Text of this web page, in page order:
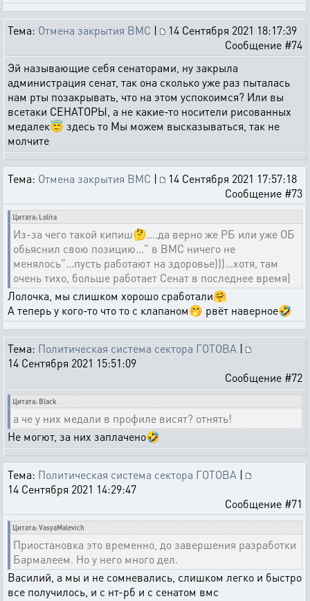
Тема: Отмена закрытия ВМС |
14 Сентября 2021 18:17:39
Сообщение #74
Эй называющие себя сенаторами, ну закрыла
администрация сенат, так она сколько уже раз пыталась
нам рты позакрывать, что на этом успокоимся? Или вы
всетаки СЕНАТОРЫ, а не какие-то носители рисованных
медалек😇 здесь то Мы можем высказываться, так не
молчите
Тема: Отмена закрытия ВМС |
14 Сентября 2021 17:57:18
Сообщение #73
Цитата: Lolita
Из-за чего такой кипиш🤔....да верно же РБ или уже ОБ
обьяснил свою позицию..." в ВМС ничего не
менялось"...пусть работают на здоровье)))...хотя, там
очень тихо, больше работает Сенат в последнее время)
Лолочка, мы слишком хорошо сработали🤗
А теперь у кого-то что то с клапаном🤭 рвёт наверное🤣
Тема: Политическая система сектора ГОТОВА |
14 Сентября 2021 15:51:09
Сообщение #72
Цитата: Black
а че у них медали в профиле висят? отнять!
Не могют, за них заплачено🤣
Тема: Политическая система сектора ГОТОВА |
14 Сентября 2021 14:29:47
Сообщение #71
Цитата: VasyaMalevich
Приостановка это временно, до завершения разработки
Бармалеем. Но у него много дел.
Василий, а мы и не сомневались, слишком легко и быстро
все получилось, и с нт-рб и с сенатом вмс